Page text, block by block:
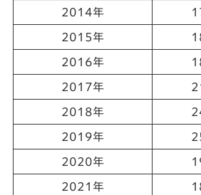
2014年
2015年
2016年
2017年
2018年
2019年
2020年
2021年